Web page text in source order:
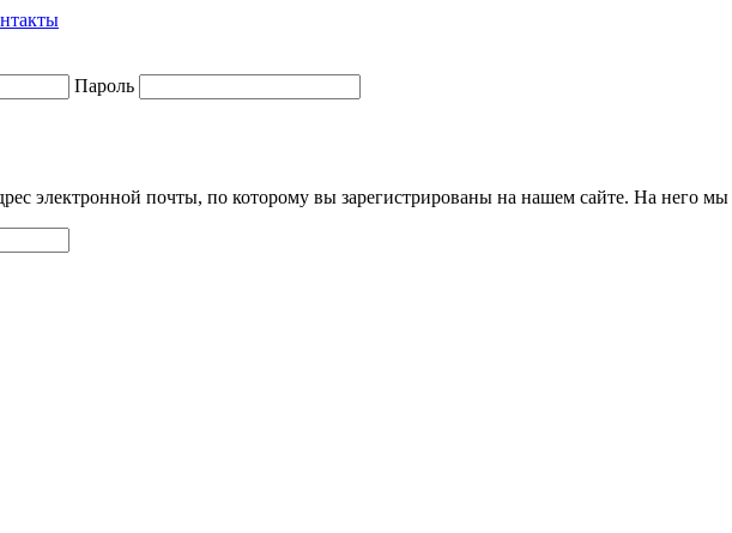
Пароль
электронной почты, по которому вы зарегистрированы на нашем сайте. На него